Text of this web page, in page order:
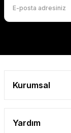
Bu ürüne
Kurumsal
Yardım